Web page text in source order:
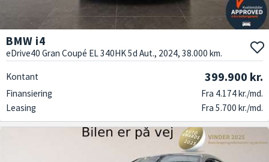
BMW i4
eDrive40 Gran Coupé EL 340HK 5d Aut., 2024, 38.000 km.
Kontant 399.900 kr.
Finansiering
Fra 4.174 kr./md.
Leasing
Fra 5.700 kr./md.